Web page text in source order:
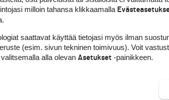
milloin tahansa klikkaamalla
saattavat käyttää tietojasi myös ilman
(esim. sivun tekninen toimivuus). Voit
alla olevan Asetukset -painikkeen.